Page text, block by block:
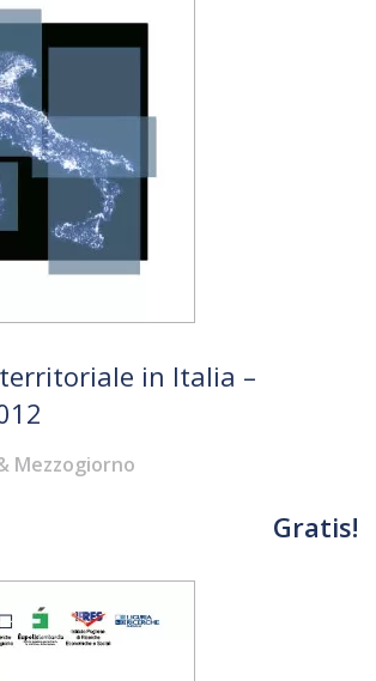
in Italia –
Mezzogiorno
Gratis!